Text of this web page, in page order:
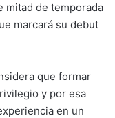
mitad de temporada
marcará su debut
que formar
y por esa
en un